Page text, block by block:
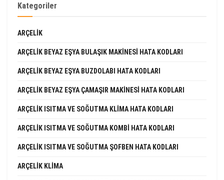
Kategoriler
ARÇELIK
ARÇELIK BEYAZ EŞYA BULAŞIK MAKINESI HATA KODLARI
ARÇELIK BEYAZ EŞYA BUZDOLABI HATA KODLARI
ARÇELIK BEYAZ EŞYA ÇAMAŞIR MAKINESI HATA KODLARI
ARÇELIK ISITMA VE SOĞUTMA KLIMA HATA KODLARI
ARÇELIK ISITMA VE SOĞUTMA KOMBI HATA KODLARI
ARÇELIK ISITMA VE SOĞUTMA ŞOFBEN HATA KODLARI
ARÇELIK KLIMA